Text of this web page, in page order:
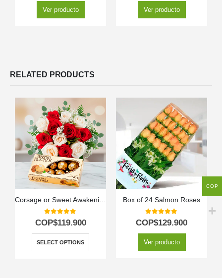
Ver producto Ver producto
RELATED PRODUCTS
Corsage or Sweet Awakening Bouquet
0out of 5
COP$119.900
SELECT OPTIONS
Box of 24 Salmon Roses
0out of 5
COP$129.900
Ver producto
COP